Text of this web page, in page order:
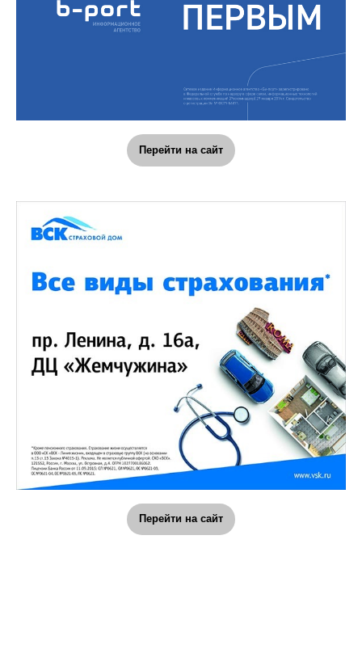
Перейти на сайт
Перейти на сайт